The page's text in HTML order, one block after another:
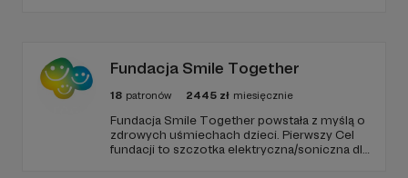
życie. 😊
Fundacja Smile Together
18 patronów 2445 zł miesięcznie
Fundacja Smile Together powstała z myślą o
zdrowych uśmiechach dzieci. Pierwszy Cel
fundacji to szczotka elektryczna/soniczna dla